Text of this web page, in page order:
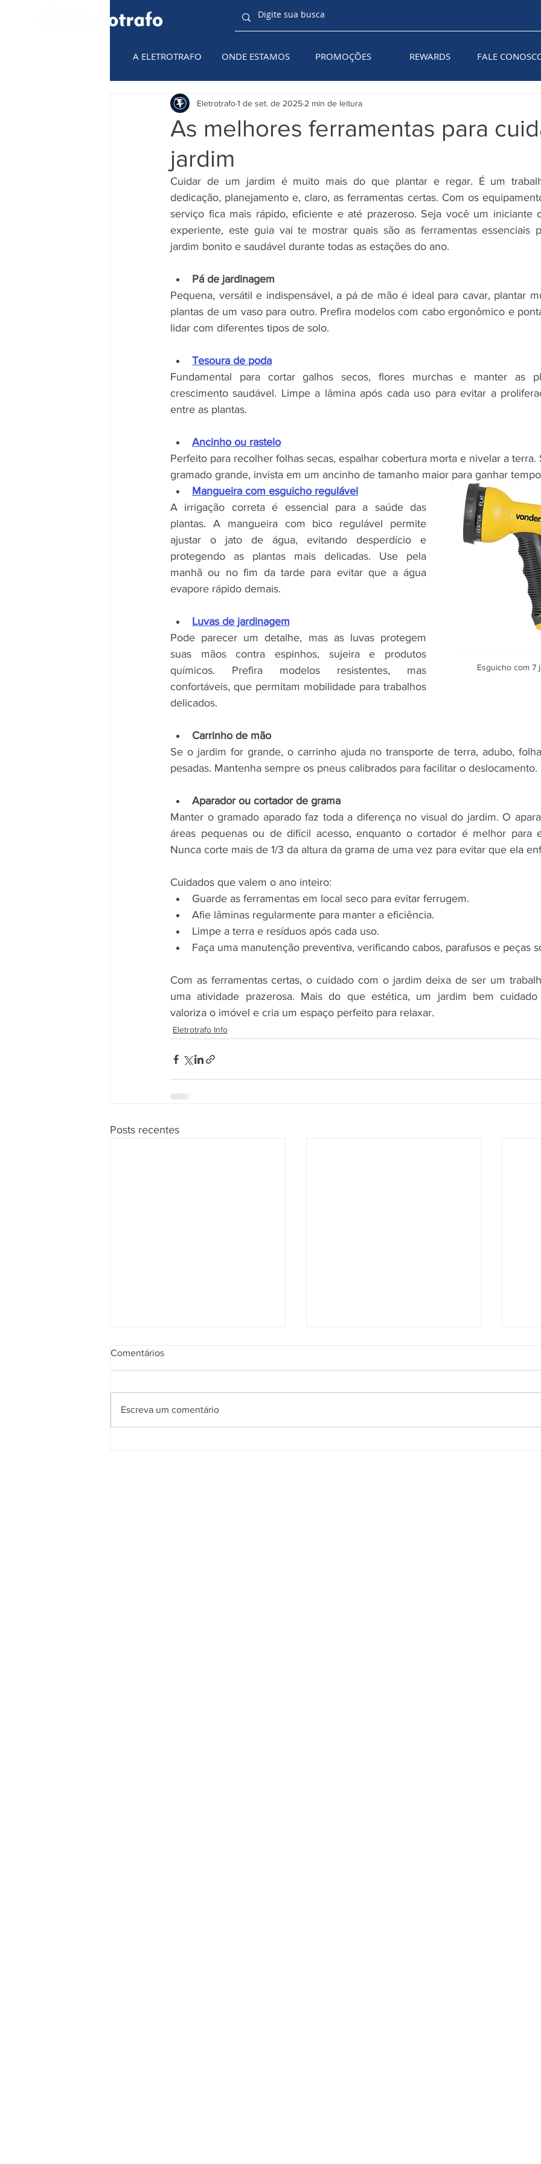
A ELETROTRAFO ONDE ESTAMOS PROMOÇÕES FALE
REWARDS
As melhores ferramentas para
jardim
Eletrotrafo1 de set. de 2025 2 min de leitura
Cuidar de um jardim é muito mais do que plantar e regar. É um
dedicação, planejamento e, claro, as ferramentas certas. Com os
serviço fica mais rápido, eficiente e até prazeroso. Seja você um iniciante
experiente, este guia vai te mostrar quais são as ferramentas essenciais
jardim bonito e saudável durante todas as estações do ano.
Pá de jardinagem
Pequena, versátil e indispensável, a pá de mão é ideal para cavar, plantar
plantas de um vaso para outro. Prefira modelos com cabo ergonômico e
lidar com diferentes tipos de solo.
Tesoura de poda
Fundamental para cortar galhos secos, flores murchas e manter as
crescimento saudável. Limpe a lâmina após cada uso para evitar a
entre as plantas.
Ancinho ou rastelo
Perfeito para recolher folhas secas, espalhar cobertura morta e nivelar a
gramado grande, invista em um ancinho de tamanho maior para ganhar
Esguicho com 7
Mangueira com esguicho regulável
A irrigação correta é essencial para a saúde das
plantas. A mangueira com bico regulável permite
ajustar o jato de água, evitando desperdício e
protegendo as plantas mais delicadas. Use pela
manhã ou no fim da tarde para evitar que a água
evapore rápido demais.
Luvas de jardinagem
Pode parecer um detalhe, mas as luvas protegem
suas mãos contra espinhos, sujeira e produtos
químicos. Prefira modelos resistentes, mas
confortáveis, que permitam mobilidade para trabalhos
delicados.
Carrinho de mão
Se o jardim for grande, o carrinho ajuda no transporte de terra, adubo,
pesadas. Mantenha sempre os pneus calibrados para facilitar o deslocamento.
Aparador ou cortador de grama
Manter o gramado aparado faz toda a diferença no visual do jardim. O
áreas pequenas ou de difícil acesso, enquanto o cortador é melhor para
Nunca corte mais de 1/3 da altura da grama de uma vez para evitar que ela
Cuidados que valem o ano inteiro:
Guarde as ferramentas em local seco para evitar ferrugem.
Afie lâminas regularmente para manter a eficiência.
Limpe a terra e resíduos após cada uso.
Faça uma manutenção preventiva, verificando cabos, parafusos e peças
Com as ferramentas certas, o cuidado com o jardim deixa de ser um
uma atividade prazerosa. Mais do que estética, um jardim bem cuidado
valoriza o imóvel e cria um espaço perfeito para relaxar.
Eletrotrafo Info
Posts recentes
Comentários
Escreva um comentário